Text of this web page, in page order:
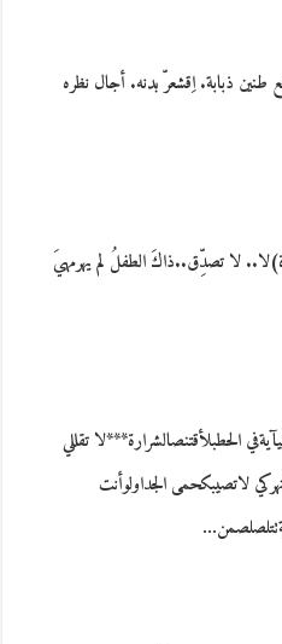
ذبابة. اِقشعرّ بدنه. أجال نظره
لا تصدِّق..ذاكَ الطفلُ لم يهرمهيَ
الحطبلأقتنصالشرارة***لا تقللي
لاتصيبكحمى الجداولوأنت